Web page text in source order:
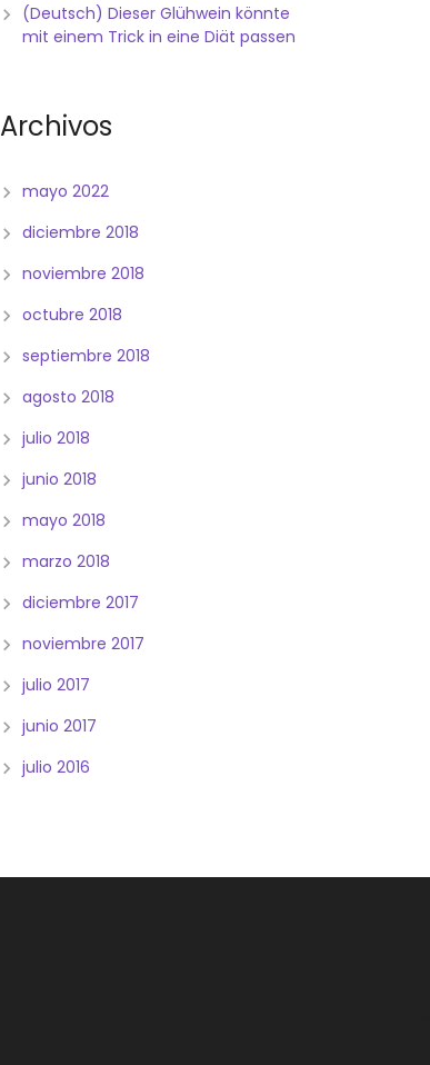
(Deutsch) Dieser Glühwein könnte
mit einem Trick in eine Diät passen
Archivos
mayo 2022
diciembre 2018
noviembre 2018
octubre 2018
septiembre 2018
agosto 2018
julio 2018
junio 2018
mayo 2018
marzo 2018
diciembre 2017
noviembre 2017
julio 2017
junio 2017
julio 2016